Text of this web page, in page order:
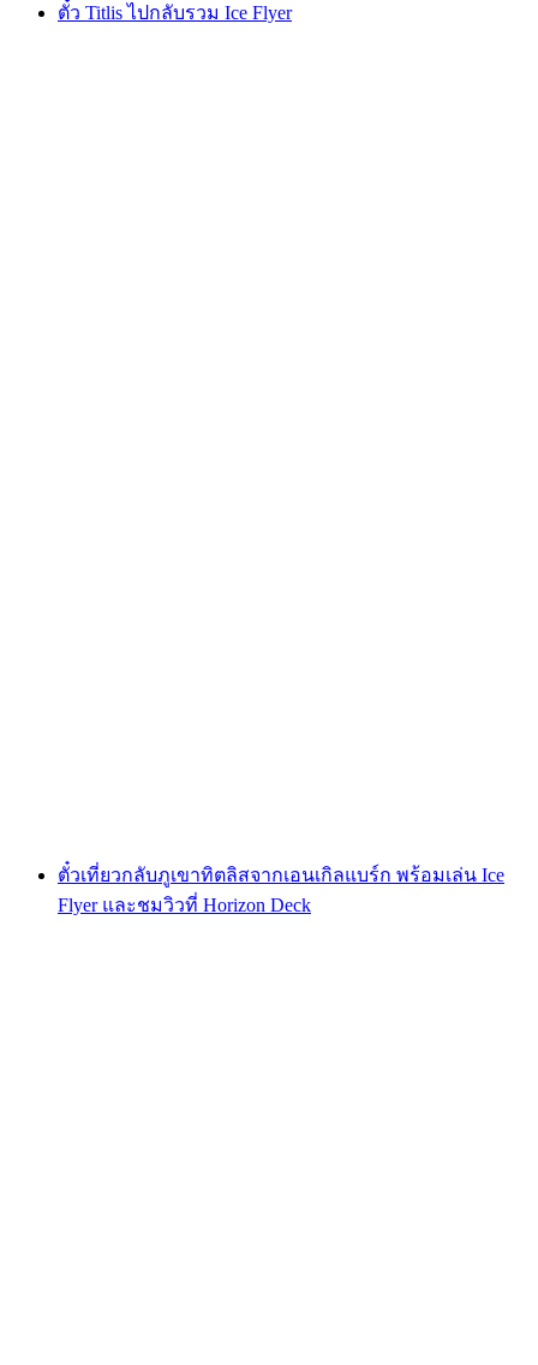
ตั๋ว Titlis ไปกลับรวม Ice Flyer
ตั๋วเที่ยวกลับภูเขาทิตลิสจากเอนเกิลแบร์ก พร้อมเล่น Ice
Flyer และชมวิวที่ Horizon Deck